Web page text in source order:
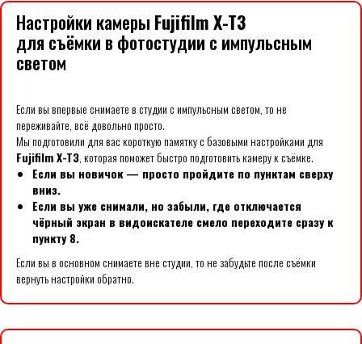
Настройки камеры Fujifilm X-T3
для съёмки в фотостудии с импульсным
светом
Если вы впервые снимаете в студии с импульсным светом, то не
переживайте, всё довольно просто.
Мы подготовили для вас короткую памятку с базовыми настройками для
Fujifilm X-T3, которая поможет быстро подготовить камеру к съёмке.
Если вы новичок — просто пройдите по пунктам сверху
вниз.
Если вы уже снимали, но забыли, где отключается
чёрный экран в видоискателе смело переходите сразу к
пункту 8.
Если вы в основном снимаете вне студии, то не забудьте после съёмки
вернуть настройки обратно.